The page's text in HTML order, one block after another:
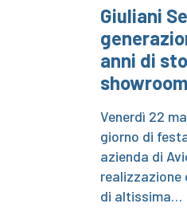
Giuliani
anni di
showroom
Venerdì 22
giorno di
azienda di
realizzazione
di altissima…